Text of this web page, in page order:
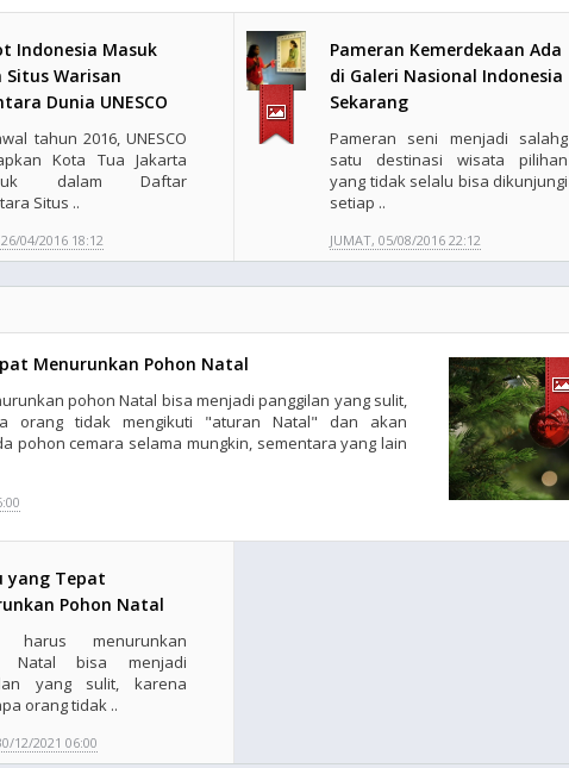
Indonesia Masuk
Situs Warisan
Dunia UNESCO
tahun 2016, UNESCO
Kota Tua Jakarta
dalam Daftar
Situs ..
26/04/2016 18:12
Pameran Kemerdekaan Ada
di Galeri Nasional Indonesia
Sekarang
Pameran seni menjadi salahg
satu destinasi wisata pilihan
yang tidak selalu bisa dikunjungi
setiap ..
JUMAT, 05/08/2016 22:12
Menurunkan Pohon Natal
pohon Natal bisa menjadi panggilan yang sulit,
orang tidak mengikuti "aturan Natal" dan akan
pohon cemara selama mungkin, sementara yang lain
yang Tepat
Pohon Natal
harus menurunkan
Natal bisa menjadi
yang sulit, karena
orang tidak ..
12/2021 06:00